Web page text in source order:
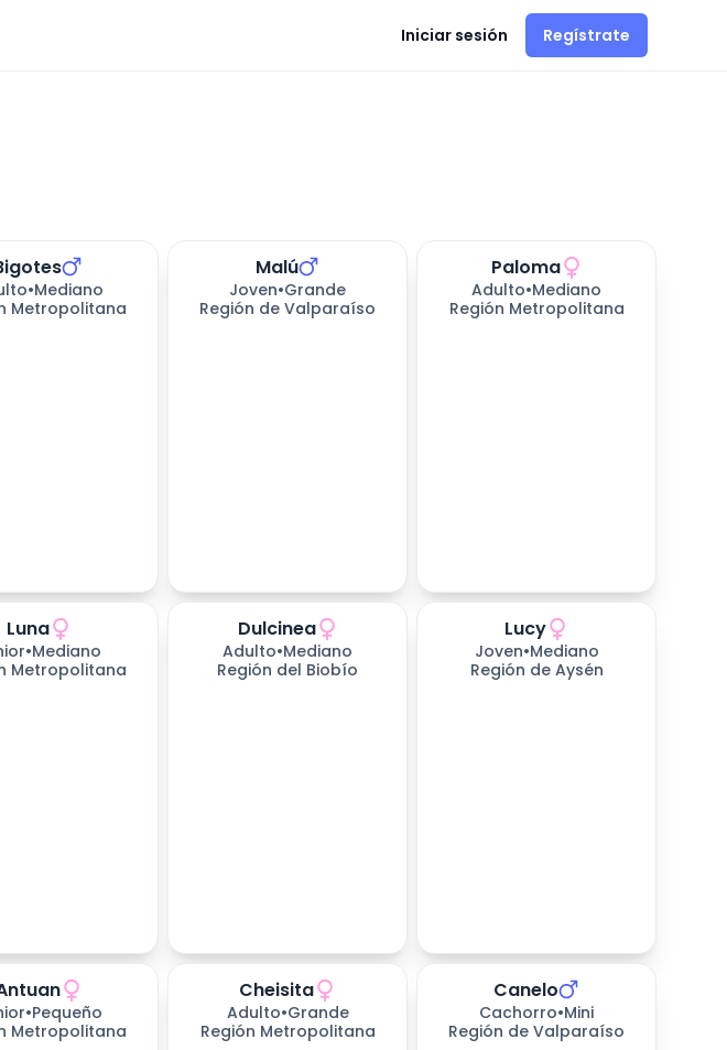
Iniciar sesión Regístrate
•Mediano
Metropolitana
Malú
Joven•Grande
Región de Valparaíso
Paloma
Adulto•Mediano
Región Metropolitana
Luna
•Mediano
Metropolitana
Dulcinea
Adulto•Mediano
Región del Biobío
Lucy
Joven•Mediano
Región de Aysén
•Pequeño
Metropolitana
Cheisita
Adulto•Grande
Región Metropolitana
Canelo
Cachorro•Mini
Región de Valparaíso